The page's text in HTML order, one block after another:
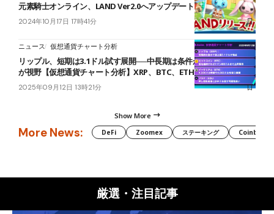
元素騎士オンライン、LAND Ver2.0へアップデート
2024年10月17日 17時41分
ニュース 仮想通貨チャート分析
リップル、短期は3.1ドル試す展開──中長期は条件が整えば3.35ドル
が視野【仮想通貨チャート分析】XRP、BTC、ETH、SOL
2025年09月12日 13時21分
Show More
More News: DeFi Zoomex ステーキング Coinbase
厳選・注目記事